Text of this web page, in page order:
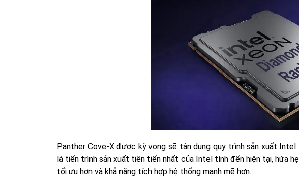
Panther Cove-X được kỳ vọng sẽ tận dụng quy trình sản xuất
là tiến trình sản xuất tiên tiến nhất của Intel tính đến hiện tại, hứa
tối ưu hơn và khả năng tích hợp hệ thống mạnh mẽ hơn.